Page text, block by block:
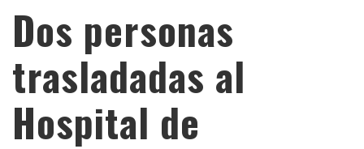
Dos personas
trasladadas al
Hospital de